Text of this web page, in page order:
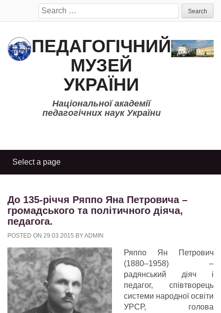
Search
for:
ПЕДАГОГІЧНИЙ
МУЗЕЙ
УКРАЇНИ
Національної академії
педагогічних наук України
До 135-річчя Ряппо Яна Петровича –
громадського та політичного діяча,
педагога.
POSTED ON 29.03.2015 BYADMIN
Ряппо Ян Петрович
(1880–1958) –
радянський діяч і
педагог, співтворець
системи народної освіти
УРСР, голова